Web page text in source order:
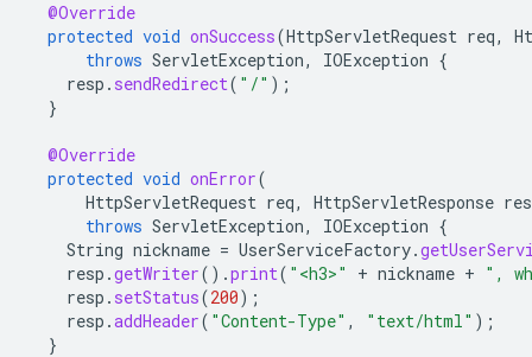
@Override
protected void onSuccess(HttpServletRequest req,
throws ServletException, IOException {
resp . sendRedirect( "/" );
}
@Override
protected void onError(
HttpServletRequest req, HttpServletResponse
throws ServletException, IOException {
String nickname = UserServiceFactory.
resp .getWriter().print( "<h3>" + nickname + ",
resp . setStatus(200);
resp .addHeader( "Content-Type" , "text/html" );
}